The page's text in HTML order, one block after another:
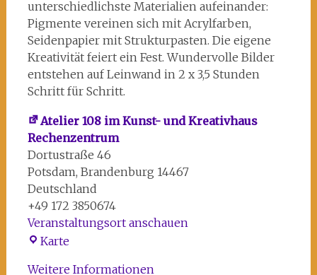
unterschiedlichste Materialien aufeinander:
Pigmente vereinen sich mit Acrylfarben,
Seidenpapier mit Strukturpasten. Die eigene
Kreativität feiert ein Fest. Wundervolle Bilder
entstehen auf Leinwand in 2 x 3,5 Stunden
Schritt für Schritt.
Atelier 108 im Kunst- und Kreativhaus
Rechenzentrum
Dortustraße 46
Potsdam, Brandenburg 14467
Deutschland
+49 172 3850674
Veranstaltungsort anschauen
KarteAtelier
Weitere Informationen